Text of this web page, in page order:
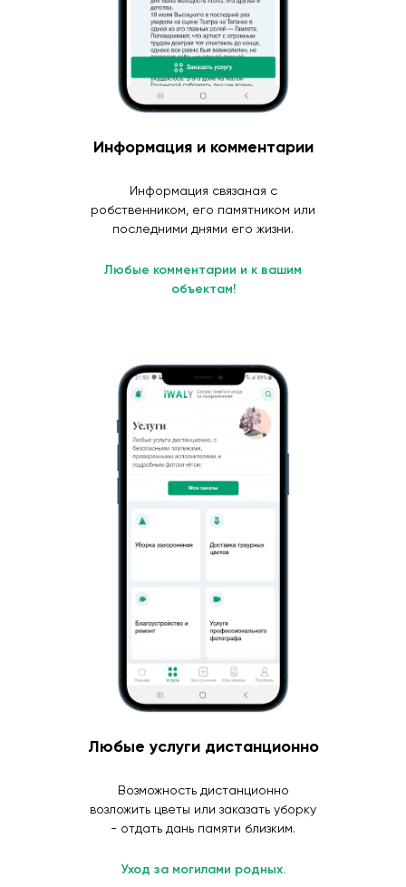
Информация и комментарии
Информация связаная с
робственником, его памятником или
последними днями его жизни.
Любые комментарии и к вашим
объектам!
Любые услуги дистанционно
Возможность дистанционно
возложить цветы или заказать уборку
- отдать дань памяти близким.
Уход за могилами родных.